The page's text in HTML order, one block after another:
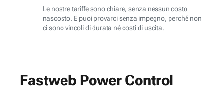
Le nostre tariffe sono chiare, senza nessun costo
nascosto. E puoi provarci senza impegno, perché non
ci sono vincoli di durata né costi di uscita.
Fastweb Power Control